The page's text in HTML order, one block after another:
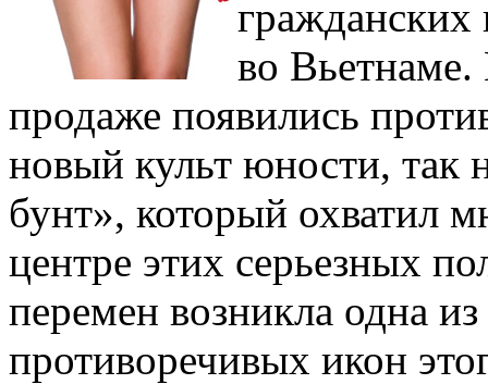
гражданских
во
продаже появились
новый культ юности,
бунт», который охватил
центре этих серьезных
перемен возникла одна
противоречивых икон